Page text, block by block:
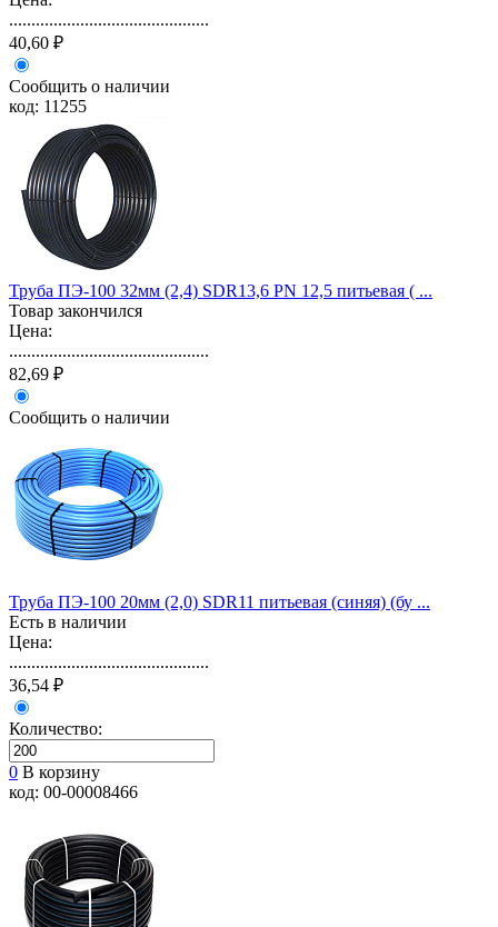
.............................................
40,60 ₽
Сообщить о наличии
код: 11255
Труба ПЭ-100 32мм (2,4) SDR13,6 PN 12,5 питьевая ( ...
Товар закончился
Цена:
.............................................
82,69 ₽
Сообщить о наличии
Труба ПЭ-100 20мм (2,0) SDR11 питьевая (синяя) (бу ...
Есть в наличии
Цена:
.............................................
36,54 ₽
Количество:
0 В корзину
код: 00-00008466